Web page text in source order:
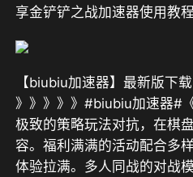
享金铲铲之战加速器使用教程
【biubiu加速器】最新版下载
》》》》》#biubiu加速器#
极致的策略玩法对抗，在棋
容。福利满满的活动配合多
体验拉满。多人同战的对战